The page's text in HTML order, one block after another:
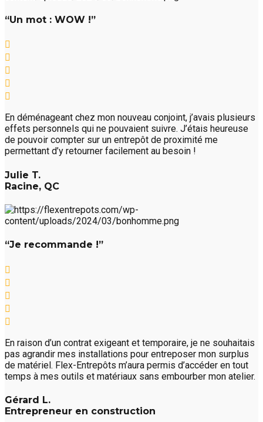
“Un mot : WOW !”
En déménageant chez mon nouveau conjoint, j’avais plusieurs
effets personnels qui ne pouvaient suivre. J’étais heureuse
de pouvoir compter sur un entrepôt de proximité me
permettant d’y retourner facilement au besoin !
Julie T.
Racine, QC
“Je recommande !”
En raison d’un contrat exigeant et temporaire, je ne souhaitais
pas agrandir mes installations pour entreposer mon surplus
de matériel. Flex-Entrepôts m’aura permis d’accéder en tout
temps à mes outils et matériaux sans embourber mon atelier.
Gérard L.
Entrepreneur en construction